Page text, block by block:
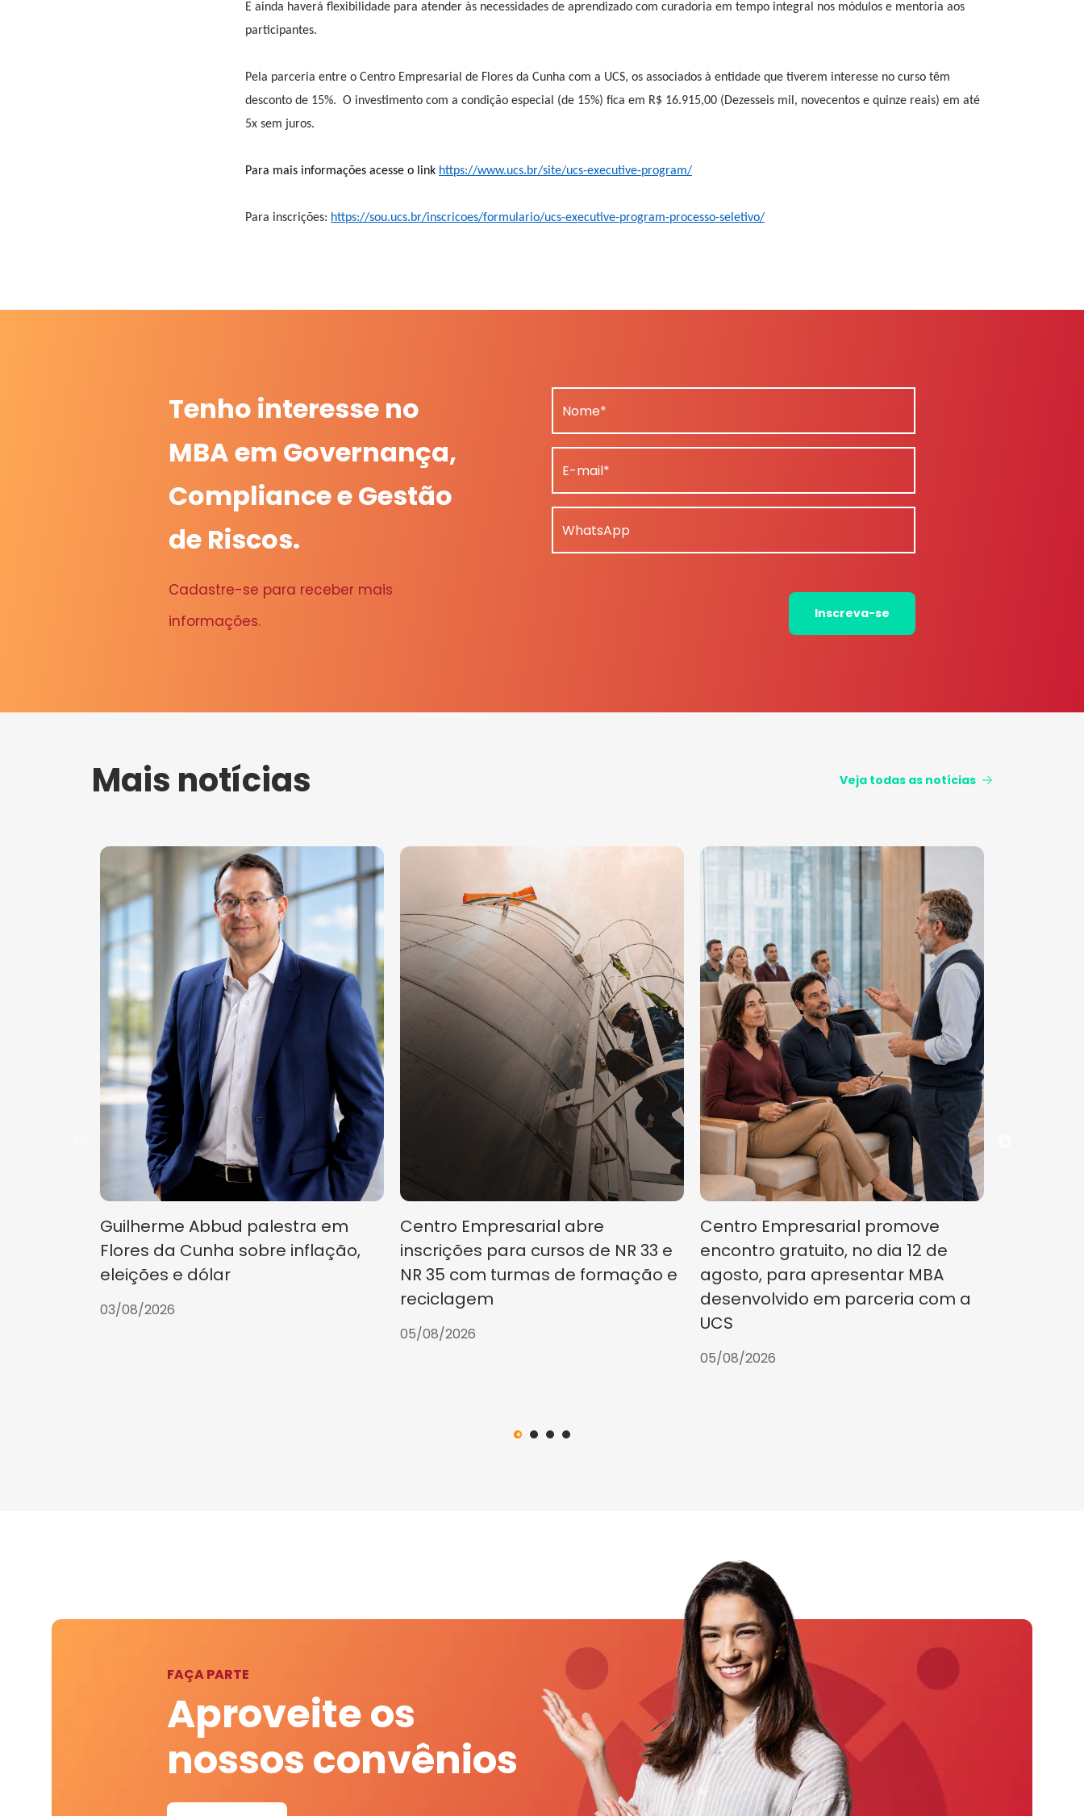
E ainda haverá flexibilidade para atender às necessidades de aprendizado com curadoria em tempo integral nos módulos e mentoria aos
participantes.
Pela parceria entre o Centro Empresarial de Flores da Cunha com a UCS, os associados à entidade que tiverem interesse no curso têm
desconto de 15%. O investimento com a condição especial (de 15%) fica em R$ 16.915,00 (Dezesseis mil, novecentos e quinze reais) em até
5x sem juros.
Para mais informações acesse o link https://www.ucs.br/site/ucs-executive-program/
Para inscrições: https://sou.ucs.br/inscricoes/formulario/ucs-executive-program-processo-seletivo/
Tenho interesse no
MBA em Governança,
Compliance e Gestão
de Riscos.
Cadastre-se para receber mais
informações.
Nome*
E-mail*
WhatsApp
Inscreva-se
Mais notícias Veja todas as notícias
Guilherme Abbud palestra em
Flores da Cunha sobre inflação,
eleições e dólar
03/08/2026
Centro Empresarial abre
inscrições para cursos de NR 33 e
NR 35 com turmas de formação e
reciclagem
05/08/2026
Centro Empresarial promove
encontro gratuito, no dia 12 de
agosto, para apresentar MBA
desenvolvido em parceria com a
UCS
05/08/2026
FAÇA PARTE
Aproveite os
nossos convênios